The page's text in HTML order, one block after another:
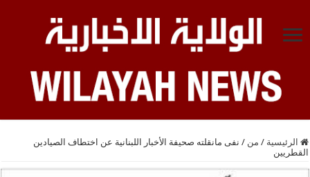
الرئيسية / من / نفى مانقلته صحيفة الأخبار اللبنانية عن اختطاف الصيادين
القطريين